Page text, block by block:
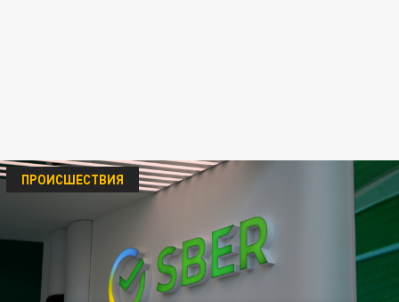
ПРОИСШЕСТВИЯ